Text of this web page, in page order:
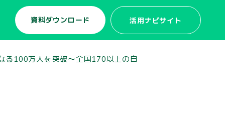
活用ナビサイト
資料ダウンロード
る100万人を突破〜全国170以上の自